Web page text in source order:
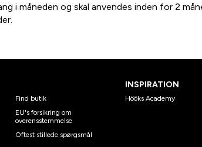
i måneden og skal anvendes inden for 2
Find butik
EU's forsikring om
overensstemmelse
Oftest stillede spørgsmål
INSPIRATION
Hööks Academy